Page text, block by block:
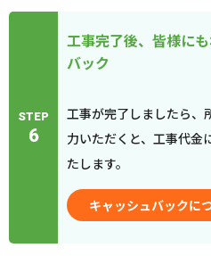
STEP
6
工事完了後、皆様に
バック
工事が完了しましたら、
力いただくと、工事代金
たします。
キャッシュバックに